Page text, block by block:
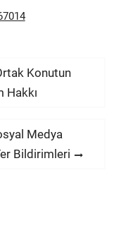
Konutun
Hakkı
Medya
Bildirimleri